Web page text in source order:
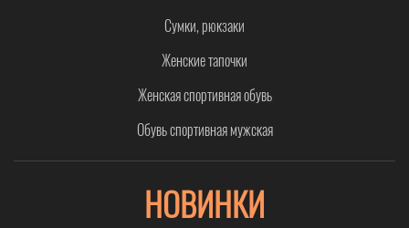
ботинок. Согласитесь, даже модели от Timberland или других известных
производителей можно быстро испортить, если не следить за их чистотой
Новую пару стоит обработать маслом животного происхождения. После
каждой носки своевременно очищать ботинки от грязи, просушивать
поверхность и покрывать водоотталкивающим средством. Лучше всего
Сумки, рюкзаки
Женские тапочки
Женская спортивная обувь
Обувь спортивная мужская
НОВИНКИ